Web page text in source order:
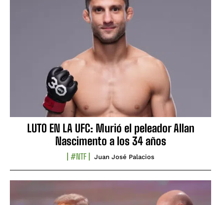
LUTO EN LA UFC: Murió el peleador Allan
Nascimento a los 34 años
#NTF Juan José Palacios